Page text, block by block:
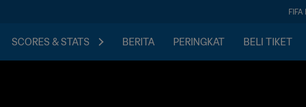
FIFA
SCORES & STATS BERITA PERINGKAT BELI TIKET